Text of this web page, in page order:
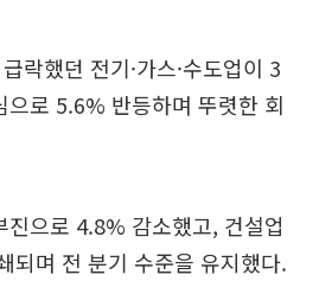
락했던 전기·가스·수도업이 3
으로 5.6% 반등하며 뚜렷한 회
진으로 4.8% 감소했고, 건설업
되며 전 분기 수준을 유지했다.